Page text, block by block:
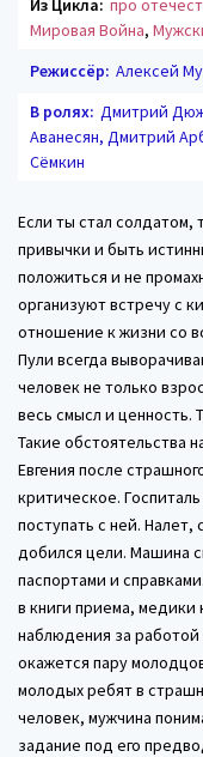
Из Цикла: про
Мировая Война,
Режиссёр: Алексей
В ролях: Дмитрий
Аванесян, Дмитрий
Сёмкин
Если ты стал солдатом,
привычки и быть
положиться и не
организуют встречу с
отношение к жизни со
Пули всегда
человек не только
весь смысл и ценность.
Такие обстоятельства
Евгения после
критическое.
поступать с ней.
добился цели. Машина
паспортами и
в книги приема, медики
наблюдения за работой
окажется пару
молодых ребят в
человек, мужчина
задание под его